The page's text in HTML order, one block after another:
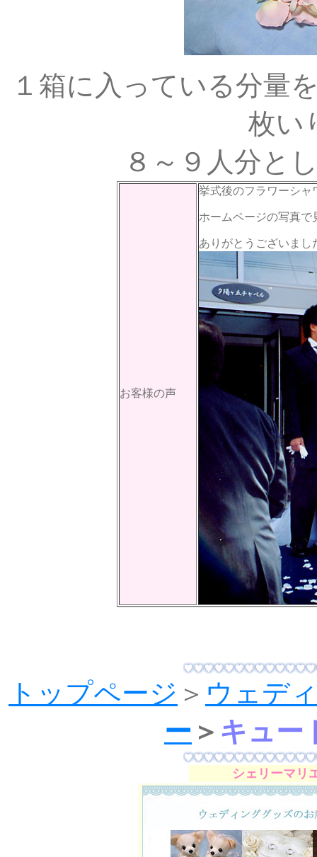
１箱に入っている分量
枚い
８～９人分と
お客様の声
挙式後のフラワーシャ
ホームページの写真で
ありがとうございまし
トップページ ＞ ウェデ
ー ＞ キュー
シェリーマリ